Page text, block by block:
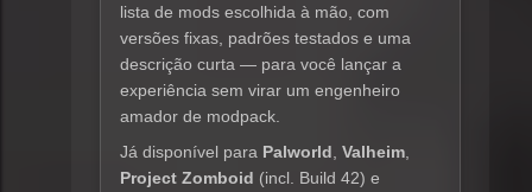
lista de mods escolhida à mão, com
versões fixas, padrões testados e uma
descrição curta — para você lançar a
experiência sem virar um engenheiro
amador de modpack.
Já disponível para Palworld Valheim
Project Zomboid (incl. Build 42) e